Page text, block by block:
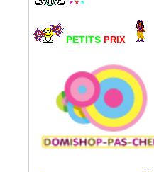
* * *
PETITS PRIX